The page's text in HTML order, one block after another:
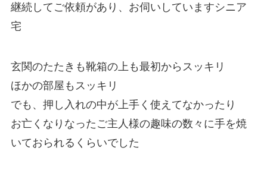
継続してご依頼があり、お伺いしていますシニア
宅
玄関のたたきも靴箱の上も最初からスッキリ
ほかの部屋もスッキリ
でも、押し入れの中が上手く使えてなかったり
お亡くなりなったご主人様の趣味の数々に手を焼
いておられるくらいでした